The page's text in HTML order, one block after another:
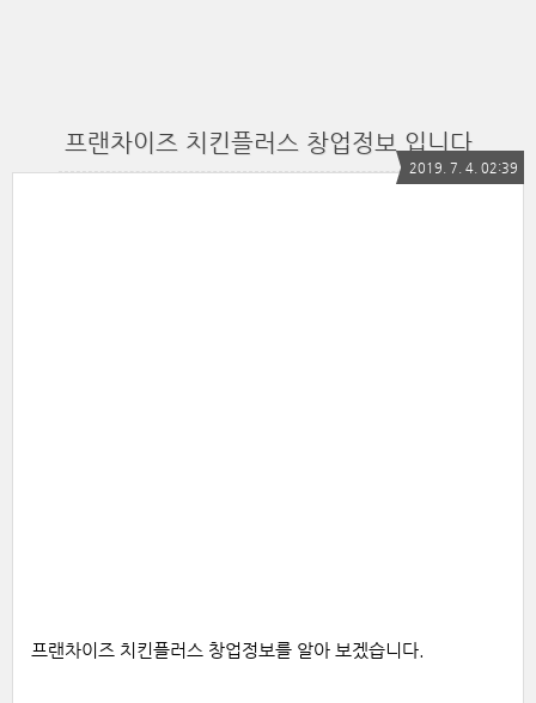
프랜차이즈 치킨플러스 창업정보 입니다
2019. 7. 4. 02:39
프랜차이즈 치킨플러스 창업정보를 알아 보겠습니다.